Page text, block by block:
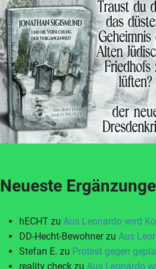
Neueste
hECHT zu Aus Leonardo wird
DD-Hecht-Bewohnerzu Aus
Stefan E. zu Protest gegen
reality check zu Aus Leonardo